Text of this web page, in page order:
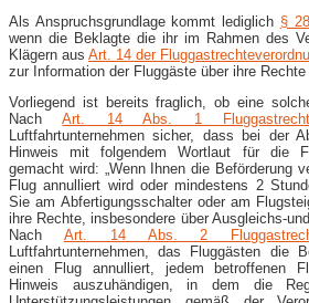
Als Anspruchsgrundlage kommt lediglich §
wenn die Beklagte die ihr im Rahmen des
Klägern aus Art. 14 der
zur Information der Fluggäste über ihre
Vorliegend ist bereits fraglich, ob eine
NachArt. 14 Abs. 1
Luftfahrtunternehmen sicher, dass bei der
Hinweis mit folgendem Wortlaut für die
gemacht wird: „Wenn Ihnen die Beförderung
Flug annulliert wird oder mindestens 2
Sie am Abfertigungsschalter oder am
ihre Rechte, insbesondere über Ausgleichs-
Nach Art. 14 Abs. 2
Luftfahrtunternehmen, das Fluggästen die
einen Flug annulliert, jedem betroffenen
Hinweis auszuhändigen, in dem die